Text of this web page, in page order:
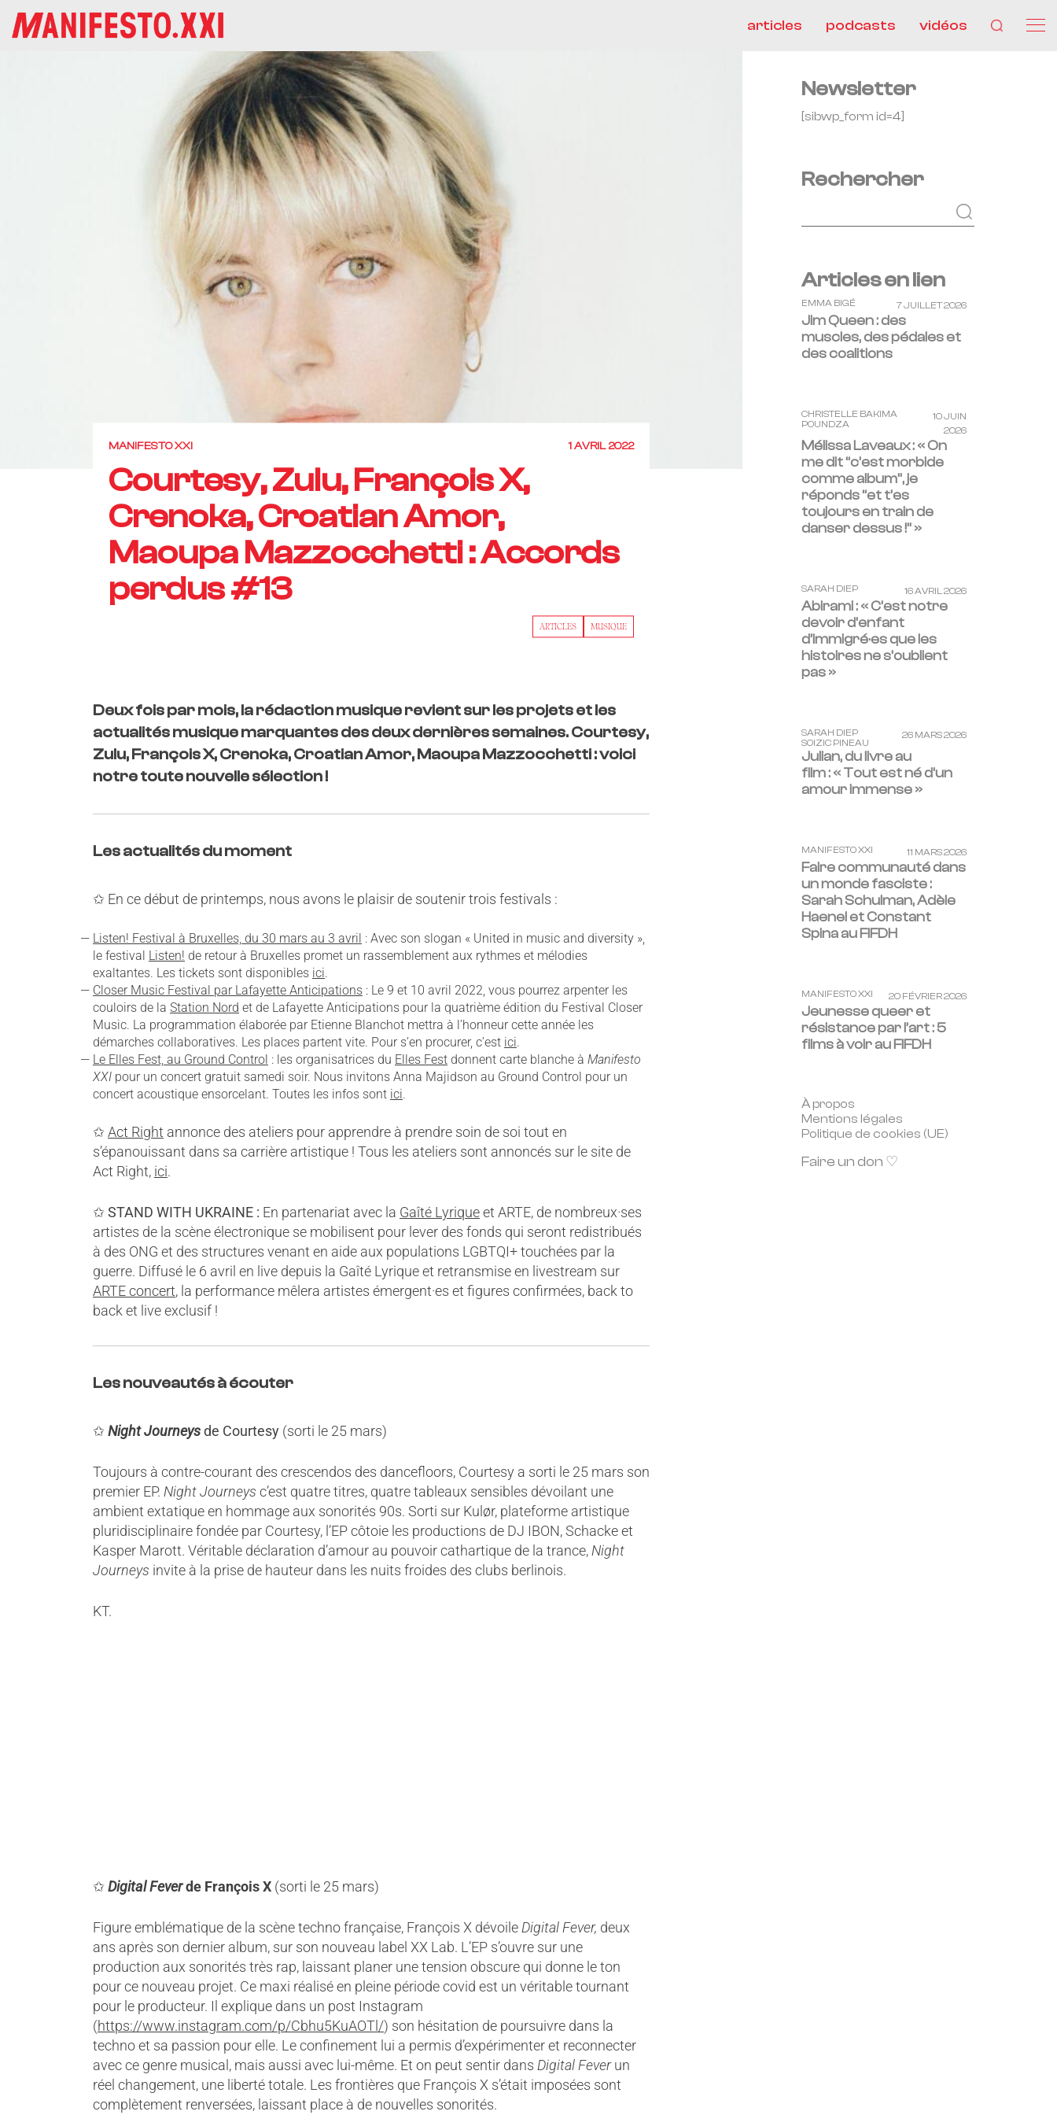
articles podcasts vidéos
MANIFESTO XXI 1 AVRIL 2022
Courtesy, Zulu, François X,
Crenoka, Croatian Amor,
Maoupa Mazzocchetti : Accords
perdus #13
ARTICLES MUSIQUE
Deux fois par mois, la rédaction musique revient sur les projets et les
actualités musique marquantes des deux dernières semaines. Courtesy,
Zulu, François X, Crenoka, Croatian Amor, Maoupa Mazzocchetti : voici
notre toute nouvelle sélection !
Les actualités du moment
✩ En ce début de printemps, nous avons le plaisir de soutenir trois festivals :
Listen! Festival à Bruxelles, du 30 mars au 3 avril : Avec son slogan « United in music and diversity »,
le festival Listen! de retour à Bruxelles promet un rassemblement aux rythmes et mélodies
exaltantes. Les tickets sont disponibles ici.
Closer Music Festival par Lafayette Anticipations : Le 9 et 10 avril 2022, vous pourrez arpenter les
couloirs de la Station Nord et de Lafayette Anticipations pour la quatrième édition du Festival Closer
Music. La programmation élaborée par Etienne Blanchot mettra à l’honneur cette année les
démarches collaboratives. Les places partent vite. Pour s’en procurer, c’est ici.
Le Elles Fest, au Ground Control : les organisatrices du Elles Fest donnent carte blanche à Manifesto
XXI pour un concert gratuit samedi soir. Nous invitons Anna Majidson au Ground Control pour un
concert acoustique ensorcelant. Toutes les infos sont ici.
✩ Act Right annonce des ateliers pour apprendre à prendre soin de soi tout en
s’épanouissant dans sa carrière artistique ! Tous les ateliers sont annoncés sur le site de
Act Right, ici.
✩ STAND WITH UKRAINE : En partenariat avec la Gaîté Lyriqueet ARTE, de nombreux·ses
artistes de la scène électronique se mobilisent pour lever des fonds qui seront redistribués
à des ONG et des structures venant en aide aux populations LGBTQI+ touchées par la
guerre. Diffusé le 6 avril en live depuis la Gaîté Lyrique et retransmise en livestream sur
ARTE concert, la performance mêlera artistes émergent·es et figures confirmées, back to
back et live exclusif !
Les nouveautés à écouter
✩ Night Journeysde Courtesy (sorti le 25 mars)
Toujours à contre-courant des crescendos des dancefloors, Courtesy a sorti le 25 mars son
premier EP. Night Journeys c’est quatre titres, quatre tableaux sensibles dévoilant une
ambient extatique en hommage aux sonorités 90s. Sorti sur Kulør, plateforme artistique
pluridisciplinaire fondée par Courtesy, l’EP côtoie les productions de DJ IBON, Schacke et
Kasper Marott. Véritable déclaration d’amour au pouvoir cathartique de la trance, Night
Journeys invite à la prise de hauteur dans les nuits froides des clubs berlinois.
KT.
✩ Digital Feverde François X (sorti le 25 mars)
Figure emblématique de la scène techno française, François X dévoile Digital Fever, deux
ans après son dernier album, sur son nouveau label XX Lab. L’EP s’ouvre sur une
production aux sonorités très rap, laissant planer une tension obscure qui donne le ton
pour ce nouveau projet. Ce maxi réalisé en pleine période covid est un véritable tournant
pour le producteur. Il explique dans un post Instagram
(https://www.instagram.com/p/Cbhu5KuAOTl/) son hésitation de poursuivre dans la
techno et sa passion pour elle. Le confinement lui a permis d’expérimenter et reconnecter
avec ce genre musical, mais aussi avec lui-même. Et on peut sentir dans Digital Feverun
réel changement, une liberté totale. Les frontières que François X s’était imposées sont
complètement renversées, laissant place à de nouvelles sonorités.
Newsletter
[sibwp_form id=4]
Rechercher
Articles en lien
EMMA BIGÉ 7 JUILLET 2026
Jim Queen : des
muscles, des pédales et
des coalitions
CHRISTELLE BAKIMA
POUNDZA
10 JUIN
2026
Mélissa Laveaux : « On
me dit “c’est morbide
comme album”, je
réponds “et t’es
toujours en train de
danser dessus !” »
SARAH DIEP 16 AVRIL 2026
Abirami : « C’est notre
devoir d’enfant
d’immigré·es que les
histoires ne s’oublient
pas »
SARAH DIEP
SOIZIC PINEAU
26 MARS 2026
Julian, du livre au
film : « Tout est né d’un
amour immense »
MANIFESTO XXI 11 MARS 2026
Faire communauté dans
un monde fasciste :
Sarah Schulman, Adèle
Haenel et Constant
Spina au FIFDH
MANIFESTO XXI 20 FÉVRIER 2026
Jeunesse queer et
résistance par l’art : 5
films à voir au FIFDH
À propos
Mentions légales
Politique de cookies (UE)
Faire un don ♡